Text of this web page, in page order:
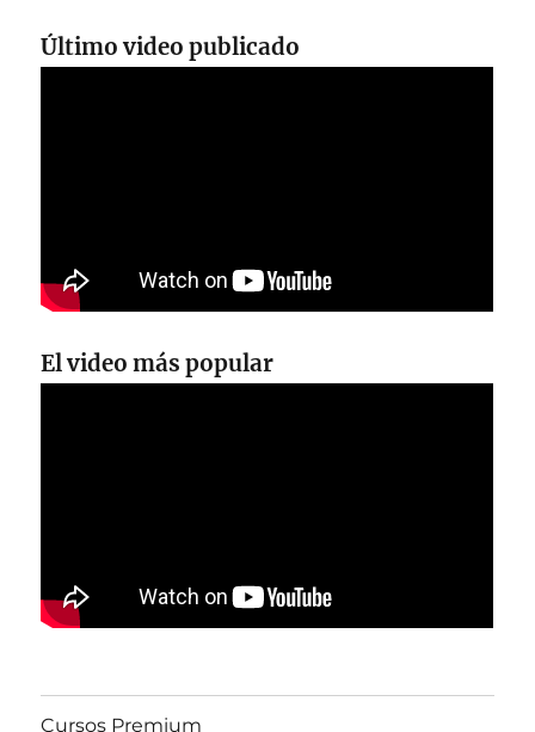
Último video publicado
El video más popular
Cursos Premium